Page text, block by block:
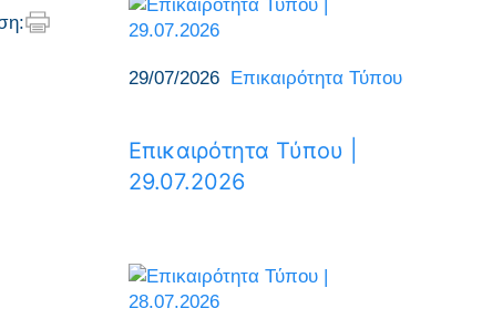
29/07/2026 Επικαιρότητα Τύπου
Επικαιρότητα Τύπου |
29.07.2026